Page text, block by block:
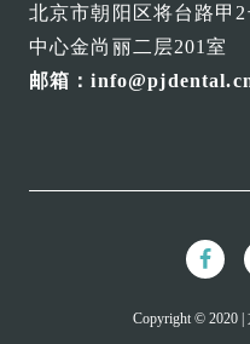
北京市朝阳区将台路甲2
中心金尚丽二层201室
邮箱：
Copyright © 2020 |